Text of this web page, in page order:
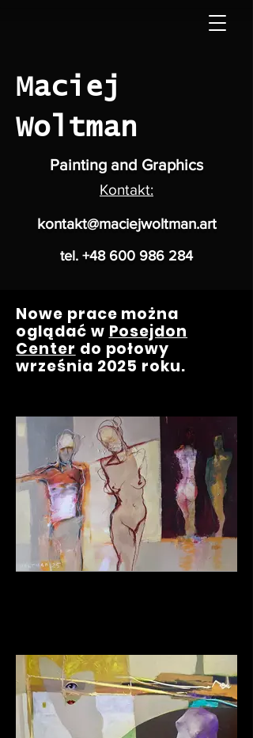
Maciej
Woltman
Painting and Graphics
Kontakt:
kontakt@maciejwoltman.art
tel. +48 600 986 284
Nowe prace można
oglądać w Posejdon
Center do połowy
września 2025 roku.